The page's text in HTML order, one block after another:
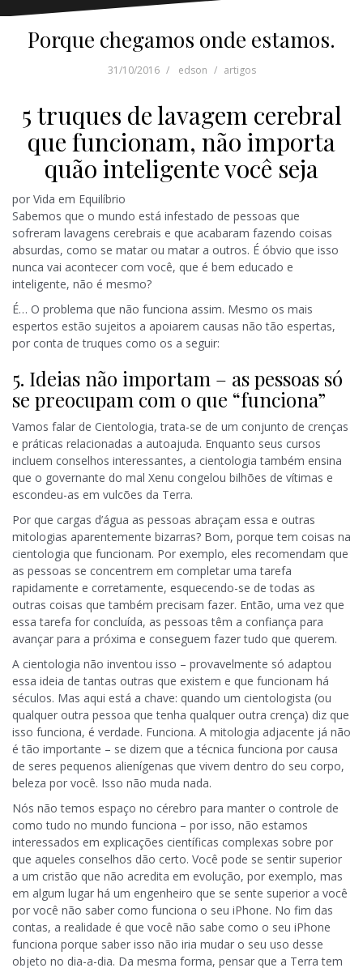
Porque chegamos onde estamos.
31/10/2016 edson artigos
5 truques de lavagem cerebral
que funcionam, não importa
quão inteligente você seja
por Vida em Equilíbrio
Sabemos que o mundo está infestado de pessoas que
sofreram lavagens cerebrais e que acabaram fazendo coisas
absurdas, como se matar ou matar a outros. É óbvio que isso
nunca vai acontecer com você, que é bem educado e
inteligente, não é mesmo?
É… O problema que não funciona assim. Mesmo os mais
espertos estão sujeitos a apoiarem causas não tão espertas,
por conta de truques como os a seguir:
5. Ideias não importam – as pessoas só
se preocupam com o que “funciona”
Vamos falar de Cientologia, trata-se de um conjunto de crenças
e práticas relacionadas a autoajuda. Enquanto seus cursos
incluem conselhos interessantes, a cientologia também ensina
que o governante do mal Xenu congelou bilhões de vítimas e
escondeu-as em vulcões da Terra.
Por que cargas d’água as pessoas abraçam essa e outras
mitologias aparentemente bizarras? Bom, porque tem coisas na
cientologia que funcionam. Por exemplo, eles recomendam que
as pessoas se concentrem em completar uma tarefa
rapidamente e corretamente, esquecendo-se de todas as
outras coisas que também precisam fazer. Então, uma vez que
essa tarefa for concluída, as pessoas têm a confiança para
avançar para a próxima e conseguem fazer tudo que querem.
A cientologia não inventou isso – provavelmente só adaptou
essa ideia de tantas outras que existem e que funcionam há
séculos. Mas aqui está a chave: quando um cientologista (ou
qualquer outra pessoa que tenha qualquer outra crença) diz que
isso funciona, é verdade. Funciona. A mitologia adjacente já não
é tão importante – se dizem que a técnica funciona por causa
de seres pequenos alienígenas que vivem dentro do seu corpo,
beleza por você. Isso não muda nada.
Nós não temos espaço no cérebro para manter o controle de
como tudo no mundo funciona – por isso, não estamos
interessados em explicações científicas complexas sobre por
que aqueles conselhos dão certo. Você pode se sentir superior
a um cristão que não acredita em evolução, por exemplo, mas
em algum lugar há um engenheiro que se sente superior a você
por você não saber como funciona o seu iPhone. No fim das
contas, a realidade é que você não sabe como o seu iPhone
funciona porque saber isso não iria mudar o seu uso desse
objeto no dia-a-dia. Da mesma forma, pensar que a Terra tem